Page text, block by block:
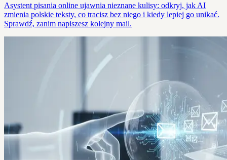
Asystent pisania online ujawnia nieznane kulisy: odkryj, jak AI
zmienia polskie teksty, co tracisz bez niego i kiedy lepiej go unikać.
Sprawdź, zanim napiszesz kolejny mail.